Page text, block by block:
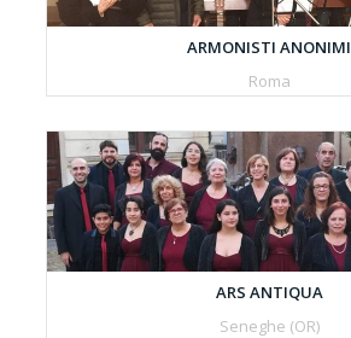
ARMONISTI ANONIMI
Roma
ARS ANTIQUA
Seneghe (OR)